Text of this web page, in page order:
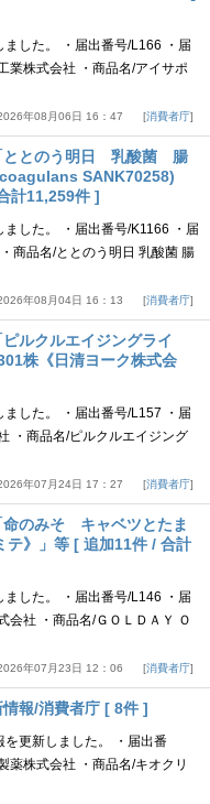
した。 ・届出番号/L166 ・届
業株式会社 ・商品名/アイサポ
年08月06日 16：47 消費者庁
ととのう明日 乳酸菌 腸
SANK70258)
計11,259件 ]
した。 ・届出番号/K1166 ・届
商品名/ととのう明日 乳酸菌 腸
年08月04日 16：13 消費者庁
ルクルエイジングライ
株《日清ヨーク株式会
した。 ・届出番号/L157 ・届
・商品名/ピルクルエイジング
年07月24日 17：27 消費者庁
命のみそ キャベツとたま
テ》」等 [ 追加11件 / 合計
した。 ・届出番号/L146 ・届
会社 ・商品名/ＧＯＬＤＡＹ Ｏ
年07月23日 12：06 消費者庁
報/消費者庁 [ 8件 ]
を更新しました。 ・届出番
薬株式会社 ・商品名/キオクリ